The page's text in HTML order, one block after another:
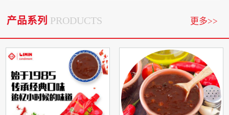
更多>>
产品系列 PRODUCTS